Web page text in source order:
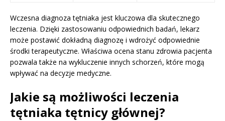
Wczesna diagnoza tętniaka jest kluczowa dla skutecznego
leczenia. Dzięki zastosowaniu odpowiednich badań, lekarz
może postawić dokładną diagnozę i wdrożyć odpowiednie
środki terapeutyczne. Właściwa ocena stanu zdrowia pacjenta
pozwala także na wykluczenie innych schorzeń, które mogą
wpływać na decyzje medyczne.
Jakie są możliwości leczenia
tętniaka tętnicy głównej?